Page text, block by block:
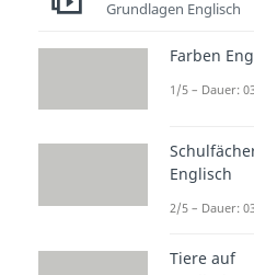
mit
hat
Cooper
17
Grundlagen Englisch
Farben
1/5 – Dauer:
Englisch
2/5 – Dauer:
Tiere auf